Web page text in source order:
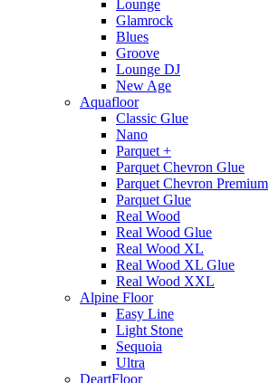
Lounge
Glamrock
Blues
Groove
Lounge DJ
New Age
Aquafloor
Classic Glue
Nano
Parquet +
Parquet Chevron Glue
Parquet Chevron Premium
Parquet Glue
Real Wood
Real Wood Glue
Real Wood XL
Real Wood XL Glue
Real Wood XXL
Alpine Floor
Easy Line
Light Stone
Sequoia
Ultra
DeartFloor